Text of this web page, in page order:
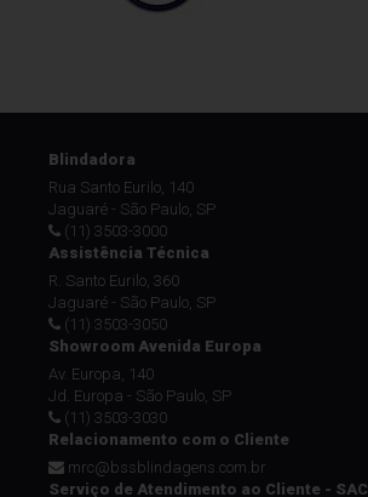
Blindadora
Rua Santo Eurilo, 140
Jaguaré - São Paulo, SP
(11) 3503-3000
Assistência Técnica
R. Santo Eurilo, 360
Jaguaré - São Paulo, SP
(11) 3503-3050
Showroom Avenida Europa
Av. Europa, 140
Jd. Europa - São Paulo, SP
(11) 3503-3030
Relacionamento com o Cliente
mrc@bssblindagens.com.br
Serviço de Atendimento ao Cliente - SAC